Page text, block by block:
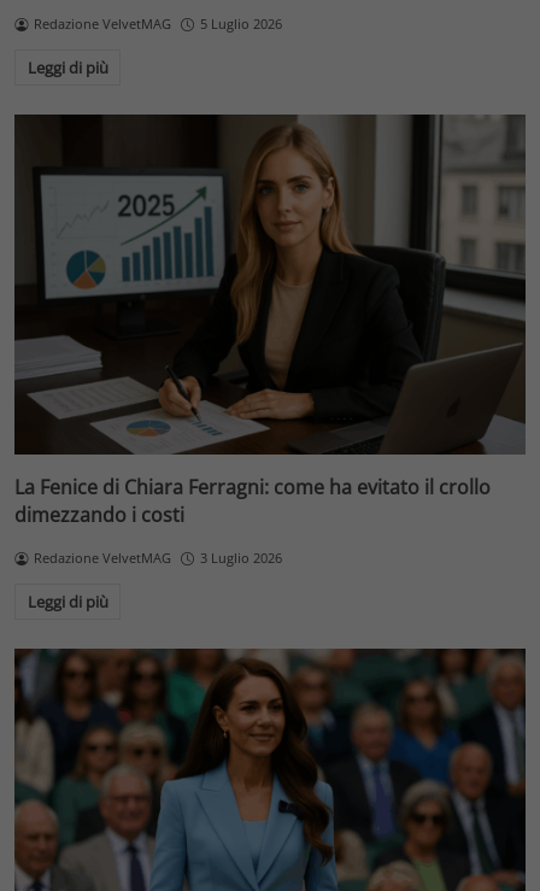
Redazione VelvetMAG 5 Luglio 2026
Leggi di più
La Fenice di Chiara Ferragni: come ha evitato il crollo
dimezzando i costi
Redazione VelvetMAG 3 Luglio 2026
Leggi di più